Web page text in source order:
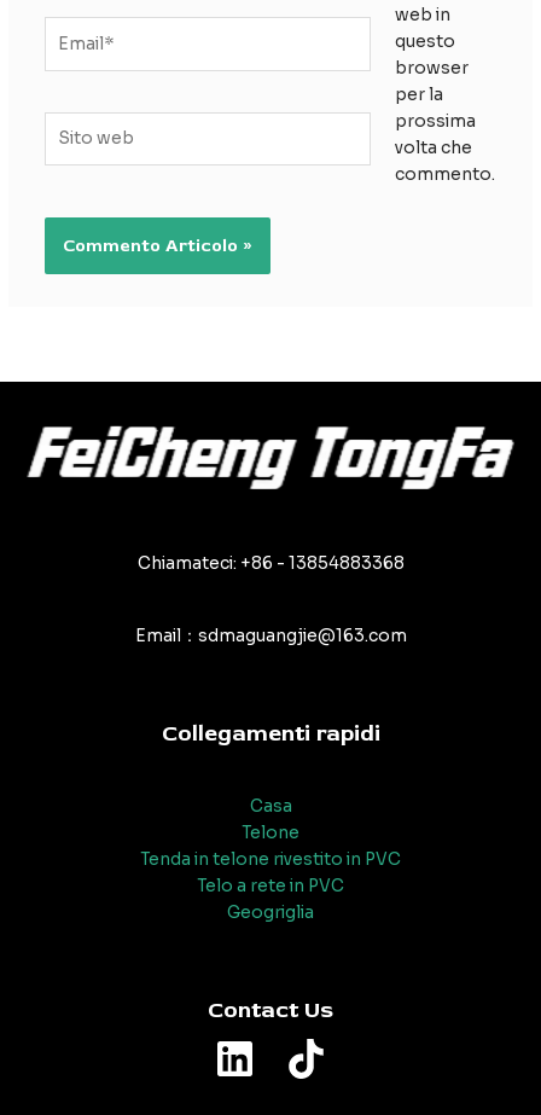
web
web in
questo
browser
per la
prossima
volta che
commento.
Chiamateci: +86 - 13854883368
Email：sdmaguangjie@163.com
Collegamenti rapidi
Casa
Telone
Tenda in telone rivestito in PVC
Telo a rete in PVC
Geogriglia
Contact Us